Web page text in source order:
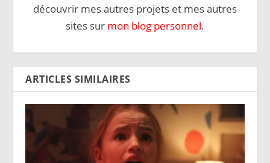
découvrir mes autres projets et mes autres
sites sur mon blog personnel.
ARTICLES SIMILAIRES